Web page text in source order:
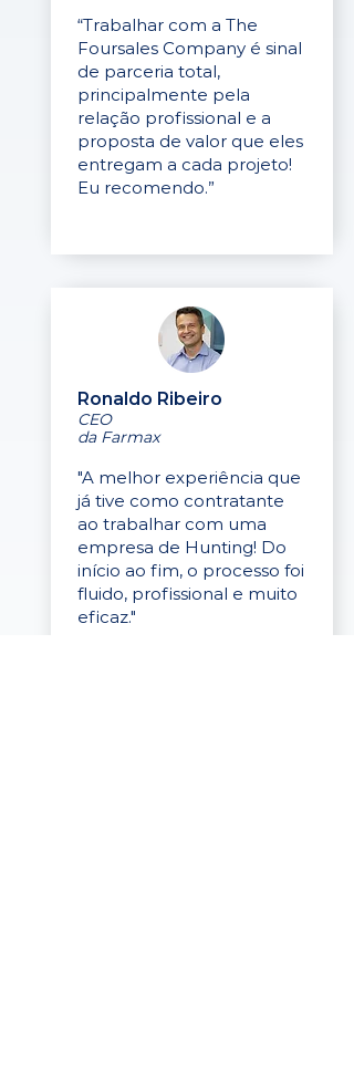
“Trabalhar com a The
Foursales Company é sinal
de parceria total,
principalmente pela
relação profissional e a
proposta de valor que eles
entregam a cada projeto!
Eu recomendo.”
Ronaldo Ribeiro
CEO
da Farmax
"A melhor experiência que
já tive como contratante
ao trabalhar com uma
empresa de Hunting! Do
início ao fim, o processo foi
fluido, profissional e muito
eficaz."